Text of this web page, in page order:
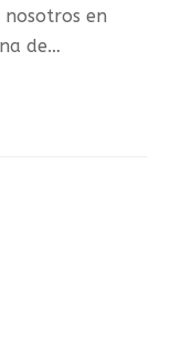
nosotros en
de…